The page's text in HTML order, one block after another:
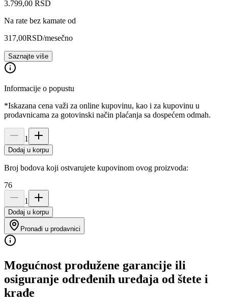
3.799,00 RSD
Na rate bez kamate od
317,00RSD/mesečno
Saznajte više
Informacije o popustu
*Iskazana cena važi za online kupovinu, kao i za kupovinu u
prodavnicama za gotovinski način plaćanja sa dospećem odmah.
1
Dodaj u korpu
Broj bodova koji ostvarujete kupovinom ovog proizvoda:
76
1
Dodaj u korpu
Pronađi u prodavnici
Mogućnost produžene garancije ili
osiguranje određenih uređaja od štete i
krađe